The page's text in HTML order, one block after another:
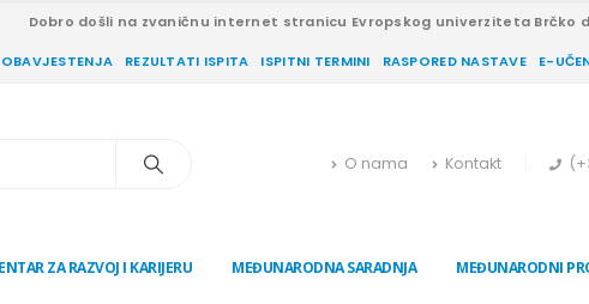
Dobro došli na zvaničnu internet stranicu Evropskog univerziteta Brčko
OBAVJESTENJA REZULTATI ISPITA ISPITNI TERMINI RASPORED NASTAVE E-
O nama Kontakt
ZA RAZVOJ I KARIJERU MEĐUNARODNA SARADNJA MEĐUNARODNI